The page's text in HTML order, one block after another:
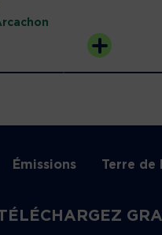
Émissions Terre de